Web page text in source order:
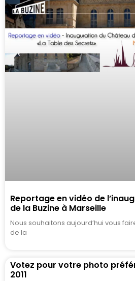
Reportage en vidéo de
de la Buzine à Marseille
Nous souhaitons aujourd’hui vous
de la
Votez pour votre photo
2011